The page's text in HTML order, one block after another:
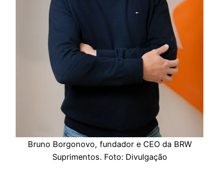
Bruno Borgonovo, fundador e CEO da BRW
Suprimentos. Foto: Divulgação